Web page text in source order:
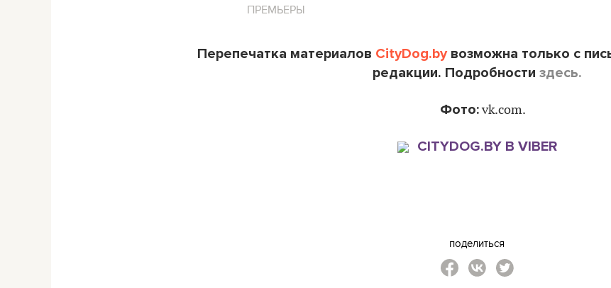
ПРЕМЬЕРЫ
Перепечатка материалов CityDog.byвозможна только с
редакции. Подробности здесь.
Фото:vk.com.
CITYDOG.BY В VIBER
поделиться